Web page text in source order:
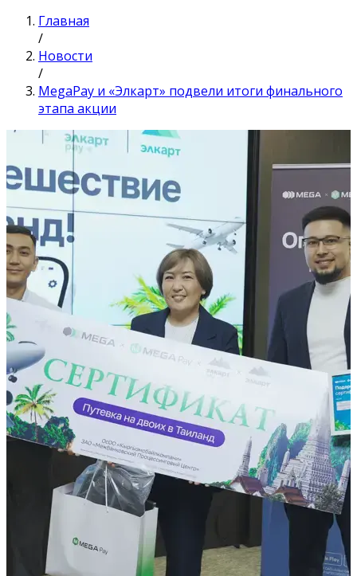
Главная
/
Новости
/
MegaPay и «Элкарт» подвели итоги финального
этапа акции